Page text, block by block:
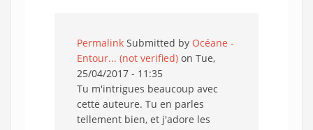
Permalink Submitted by Océane -
Entour... (not verified) on Tue,
25/04/2017 - 11:35
Tu m'intrigues beaucoup avec
cette auteure. Tu en parles
tellement bien, et j'adore les